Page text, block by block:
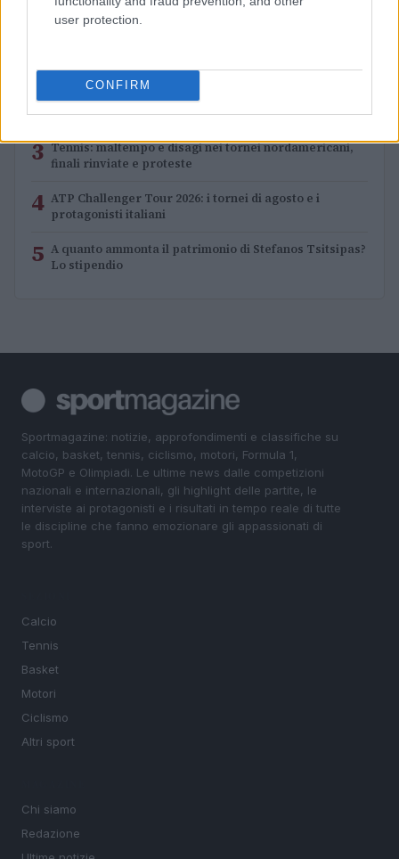
user protection.
CONFIRM
PIÙ LETTI
2
Chi è Thomas Fabbiano: la carriera del tennista
pugliese
3 Tennis: maltempo e disagi nei tornei nordamericani,
finali rinviate e proteste
4 ATP Challenger Tour 2026: i tornei di agosto e i
protagonisti italiani
5 A quanto ammonta il patrimonio di Stefanos Tsitsipas?
Lo stipendio
Sportmagazine: notizie, approfondimenti e classifiche su
calcio, basket, tennis, ciclismo, motori, Formula 1,
MotoGP e Olimpiadi. Le ultime news dalle competizioni
nazionali e internazionali, gli highlight delle partite, le
interviste ai protagonisti e i risultati in tempo reale di tutte
le discipline che fanno emozionare gli appassionati di
sport.
Calcio
Tennis
Basket
Motori
Ciclismo
Altri sport
Chi siamo
Redazione